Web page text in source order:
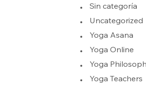
Sin categoría
Uncategorized
Yoga Asana
Yoga Online
Yoga
Yoga Teachers